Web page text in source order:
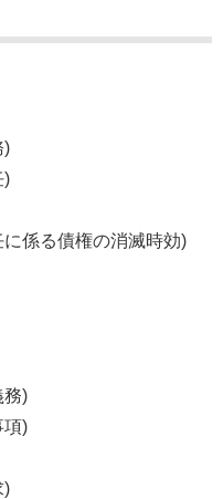
)
)
係る債権の消滅時効)
務)
項)
)